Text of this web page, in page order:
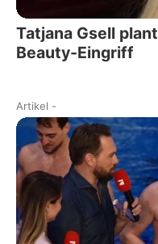
Tatjana Gsell
Beauty-Eingriff
Artikel -